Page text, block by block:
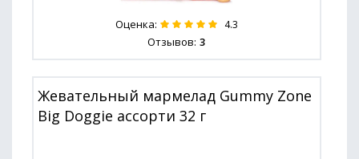
Оценка: 4.3
Отзывов: 3
Жевательный мармелад Gummy Zone
Big Doggie ассорти 32 г